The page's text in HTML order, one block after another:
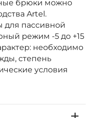
брюки можно
Artel.
пассивной
режим -5 до +15
необходимо
степень
условия